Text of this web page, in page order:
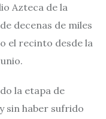
Azteca de la
decenas de miles
el recinto desde la
la etapa de
sin haber sufrido